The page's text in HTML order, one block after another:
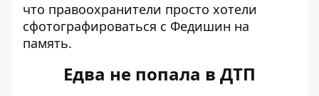
что правоохранители просто хотели
сфотографироваться с Федишин на
память.
Едва не попала в ДТП